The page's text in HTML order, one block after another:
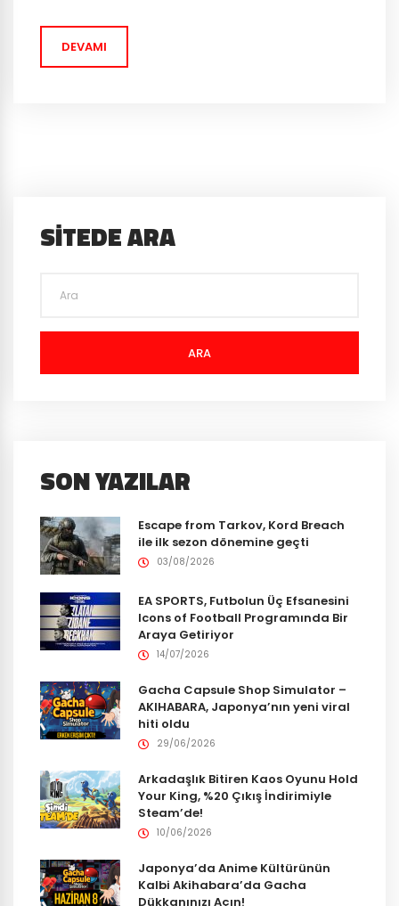
adanın bir çok yerindeki kilit mekanlar, yeni deneyimler
DEVAMI
SITEDE ARA
ARA
SON YAZILAR
Escape from Tarkov, Kord Breach
ile ilk sezon dönemine geçti
03/08/2026
EA SPORTS, Futbolun Üç Efsanesini
Icons of Football Programında Bir
Araya Getiriyor
14/07/2026
Gacha Capsule Shop Simulator –
AKIHABARA, Japonya’nın yeni viral
hiti oldu
29/06/2026
Arkadaşlık Bitiren Kaos Oyunu Hold
Your King, %20 Çıkış İndirimiyle
Steam’de!
10/06/2026
Japonya’da Anime Kültürünün
Kalbi Akihabara’da Gacha
Dükkanınızı Açın!